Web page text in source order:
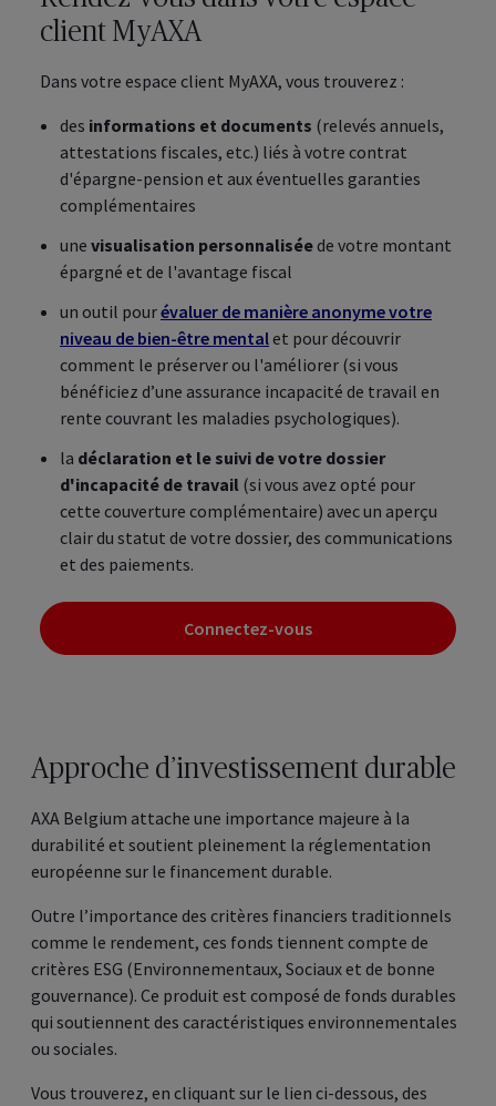
client MyAXA
Dans votre espace client MyAXA, vous trouverez :
des informations et documents (relevés annuels,
attestations fiscales, etc.) liés à votre contrat
d'épargne-pension et aux éventuelles garanties
complémentaires
une visualisation personnaliséede votre montant
épargné et de l'avantage fiscal
un outil pourévaluer de manière anonyme votre
niveau de bien-être mentalet pour découvrir
comment le préserver ou l'améliorer (si vous
bénéficiez d’une assurance incapacité de travail en
rente couvrant les maladies psychologiques).
la déclaration et le suivi de votre dossier
d'incapacité de travail (si vous avez opté pour
cette couverture complémentaire) avec un aperçu
clair du statut de votre dossier, des communications
et des paiements.
Connectez-vous
Approche d’investissement durable
AXA Belgium attache une importance majeure à la
durabilité et soutient pleinement la réglementation
européenne sur le financement durable.
Outre l’importance des critères financiers traditionnels
comme le rendement, ces fonds tiennent compte de
critères ESG (Environnementaux, Sociaux et de bonne
gouvernance). Ce produit est composé de fonds durables
qui soutiennent des caractéristiques environnementales
ou sociales.
Vous trouverez, en cliquant sur le lien ci-dessous, des